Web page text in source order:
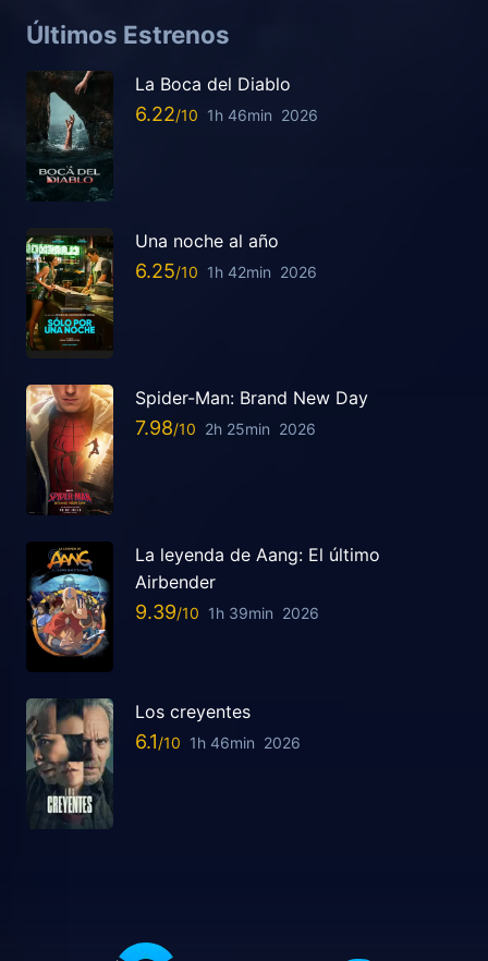
Últimos Estrenos
La Boca del Diablo
6.22 1h 46min 2026
Una noche al año
6.25 1h 42min 2026
Spider-Man: Brand New Day
7.98 2h 25min 2026
La leyenda de Aang: El último
Airbender
9.39 1h 39min 2026
Los creyentes
6.1 1h 46min 2026